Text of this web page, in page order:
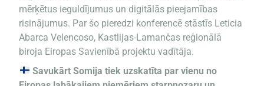
mērķētus ieguldījumus un digitālās pieejamības
risinājumus. Par šo pieredzi konferencē stāstīs Leticia
Abarca Velencoso, Kastlijas-Lamančas reģionālā
biroja Eiropas Savienībā projektu vadītāja.
Savukārt Somija tiek uzskatīta par vienu no